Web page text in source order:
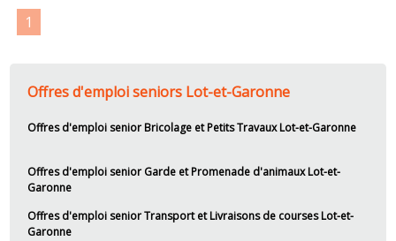
1
Offres d'emploi seniors Lot-et-Garonne
Offres d'emploi senior Bricolage et Petits Travaux Lot-et-Garonne
Offres d'emploi senior Garde et Promenade d'animaux Lot-et-
Garonne
Offres d'emploi senior Transport et Livraisons de courses Lot-et-
Garonne